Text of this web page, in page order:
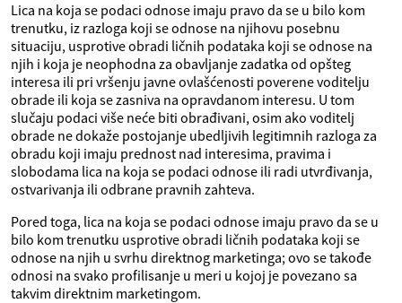
Lica na koja se podaci odnose imaju pravo da se u bilo kom
trenutku, iz razloga koji se odnose na njihovu posebnu
situaciju, usprotive obradi ličnih podataka koji se odnose na
njih i koja je neophodna za obavljanje zadatka od opšteg
interesa ili pri vršenju javne ovlašćenosti poverene voditelju
obrade ili koja se zasniva na opravdanom interesu. U tom
slučaju podaci više neće biti obrađivani, osim ako voditelj
obrade ne dokaže postojanje ubedljivih legitimnih razloga za
obradu koji imaju prednost nad interesima, pravima i
slobodama lica na koja se podaci odnose ili radi utvrđivanja,
ostvarivanja ili odbrane pravnih zahteva.
Pored toga, lica na koja se podaci odnose imaju pravo da se u
bilo kom trenutku usprotive obradi ličnih podataka koji se
odnose na njih u svrhu direktnog marketinga; ovo se takođe
odnosi na svako profilisanje u meri u kojoj je povezano sa
takvim direktnim marketingom.